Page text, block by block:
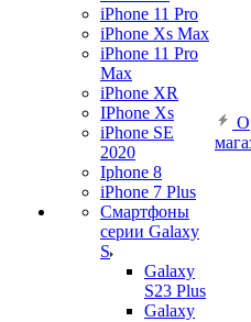
iPhone 11 Pro
iPhone Xs Max
iPhone 11 Pro
Max
iPhone XR
IPhone Xs
iPhone SE
2020
Iphone 8
iPhone 7 Plus
Смартфоны
серии Galaxy
S
Galaxy
S23 Plus
Galaxy
О